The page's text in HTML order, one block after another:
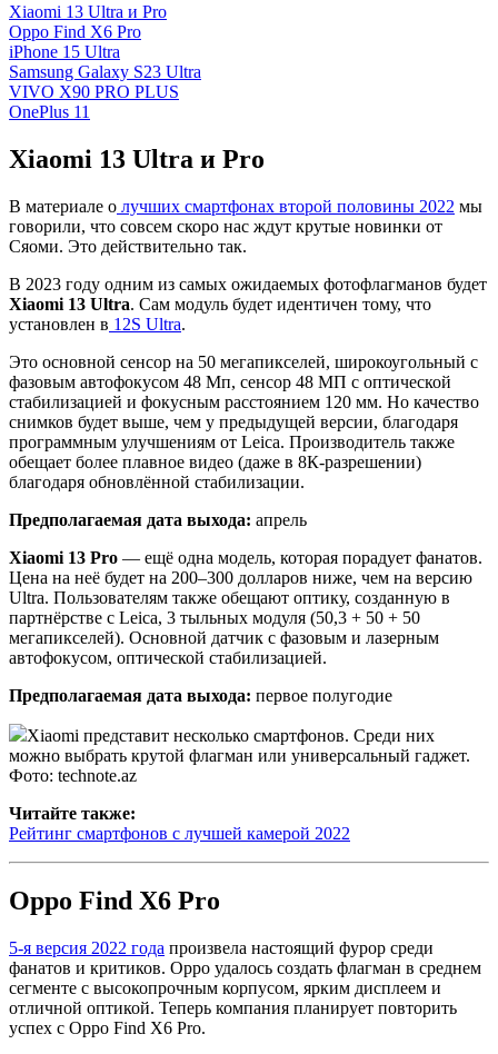
Xiaomi 13 Ultra и Pro
Oppo Find X6 Pro
iPhone 15 Ultra
Samsung Galaxy S23 Ultra
VIVO X90 PRO PLUS
OnePlus 11
Xiaomi 13 Ultra и Pro
В материале о лучших смартфонах второй половины 2022 мы
говорили, что совсем скоро нас ждут крутые новинки от
Сяоми. Это действительно так.
В 2023 году одним из самых ожидаемых фотофлагманов будет
Xiaomi 13 Ultra. Сам модуль будет идентичен тому, что
установлен в 12S Ultra.
Это основной сенсор на 50 мегапикселей, широкоугольный с
фазовым автофокусом 48 Мп, сенсор 48 МП с оптической
стабилизацией и фокусным расстоянием 120 мм. Но качество
снимков будет выше, чем у предыдущей версии, благодаря
программным улучшениям от Leica. Производитель также
обещает более плавное видео (даже в 8К-разрешении)
благодаря обновлённой стабилизации.
Предполагаемая дата выхода: апрель
Xiaomi 13 Pro — ещё одна модель, которая порадует фанатов.
Цена на неё будет на 200–300 долларов ниже, чем на версию
Ultra. Пользователям также обещают оптику, созданную в
партнёрстве с Leica, 3 тыльных модуля (50,3 + 50 + 50
мегапикселей). Основной датчик с фазовым и лазерным
автофокусом, оптической стабилизацией.
Предполагаемая дата выхода: первое полугодие
Xiaomi представит несколько смартфонов. Среди них
можно выбрать крутой флагман или универсальный гаджет.
Фото: technote.az
Читайте также:
Рейтинг смартфонов с лучшей камерой 2022
Oppo Find X6 Pro
5-я версия 2022 года произвела настоящий фурор среди
фанатов и критиков. Oppo удалось создать флагман в среднем
сегменте с высокопрочным корпусом, ярким дисплеем и
отличной оптикой. Теперь компания планирует повторить
успех с Oppo Find X6 Pro.